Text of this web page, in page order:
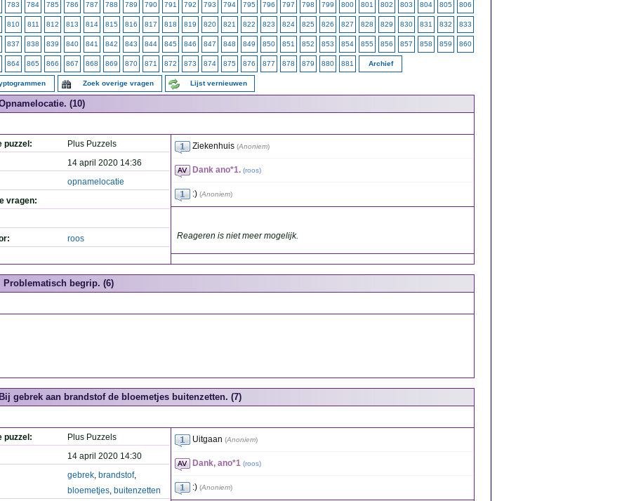
783 784 785 786 787 788 789 790 791 792 793 794 795 796 797 798 799 800 801 802 803 804 805 806
810 811 812 813 814 815 816 817 818 819 820 821 822 823 824 825 826 827 828 829 830 831 832 833
837 838 839 840 841 842 843 844 845 846 847 848 849 850 851 852 853 854 855 856 857 858 859 860
864 865 866 867 868 869 870 871 872 873 874 875 876 877 878 879 880 881 Archief
Zoek overige vragen Lijst vernieuwen
(10)
puzzel:
Plus Puzzels
14 april 2020 14:36
opnamelocatie
vragen:
roos
Ziekenhuis (Anoniem)
Dank ano*1. (roos)
:) (Anoniem)
Reageren is niet meer mogelijk.
Problematisch begrip. (6)
gebrek aan brandstof de bloemetjes buitenzetten. (7)
puzzel:
Plus Puzzels
14 april 2020 14:30
gebrek, brandstof,
bloemetjes, buitenzetten
Uitgaan (Anoniem)
Dank, ano*1 (roos)
:) (Anoniem)